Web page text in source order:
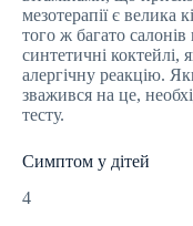
мезотерапії є велика
того ж багато
синтетичні коктейлі,
алергічну реакцію.
зважився на це,
тесту.
Симптом у дітей
4